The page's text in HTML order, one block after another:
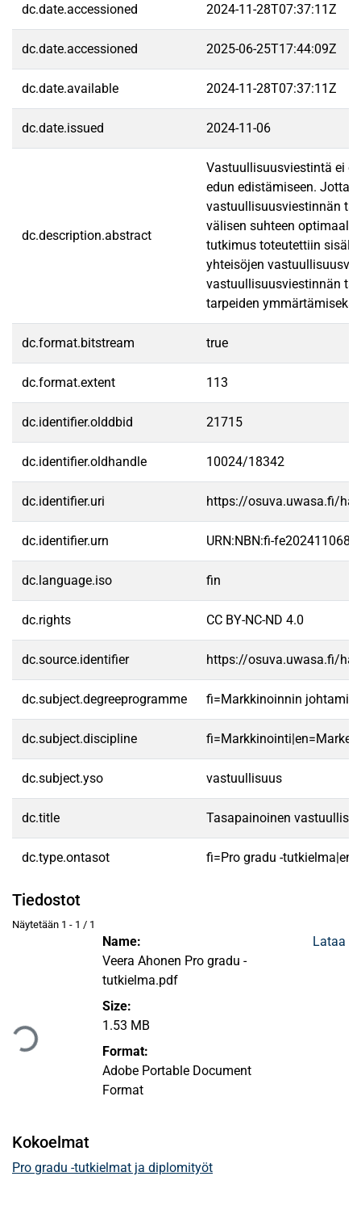
dc.date.accessioned 2024-11-28T07:37:11Z
dc.date.accessioned 2025-06-25T17:44:09Z
dc.date.available 2024-11-28T07:37:11Z
dc.date.issued 2024-11-06
dc.description.abstract
Vastuullisuusviestintä ei
edun edistämiseen. Jotta
vastuullisuusviestinnän
välisen suhteen
tutkimus toteutettiin
yhteisöjen
vastuullisuusviestinnän
tarpeiden
dc.format.bitstream true
dc.format.extent 113
dc.identifier.olddbid 21715
dc.identifier.oldhandle 10024/18342
dc.identifier.uri https://osuva.uwasa.fi/
dc.identifier.urn URN:NBN:fi-
dc.language.iso fin
dc.rights CC BY-NC-ND 4.0
dc.source.identifier https://osuva.uwasa.fi/
dc.subject.degreeprogramme fi=Markkinoinnin
dc.subject.discipline
dc.subject.yso vastuullisuus
dc.title Tasapainoinen
dc.type.ontasot fi=Pro gradu -
Tiedostot
Näytetään 1 - 1 / 1
Name:
Veera Ahonen Pro gradu -
tutkielma.pdf
Size:
1.53 MB
Format:
Adobe Portable Document
Format
Lataa
Kokoelmat
Pro gradu -tutkielmat ja diplomityöt